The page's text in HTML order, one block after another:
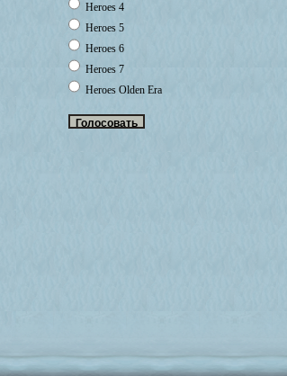
Heroes 4
Heroes 5
Heroes 6
Heroes 7
Heroes Olden Era